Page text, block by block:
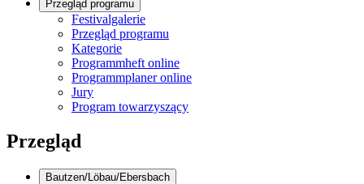
Przegląd programu
Festivalgalerie
Przegląd programu
Kategorie
Programmheft online
Programmplaner online
Jury
Program towarzyszący
Przegląd
Bautzen/Löbau/Ebersbach